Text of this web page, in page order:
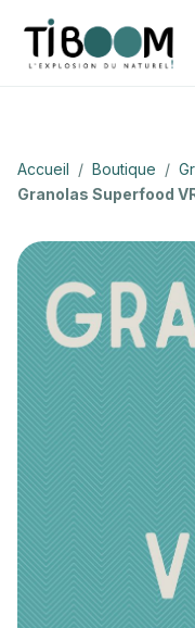
Accueil / Boutique /
Granolas Superfood